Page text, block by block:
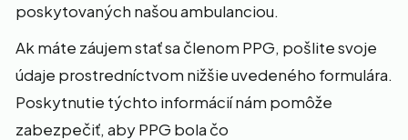
poskytovaných našou ambulanciou.
Ak máte záujem stať sa členom PPG, pošlite svoje
údaje prostredníctvom nižšie uvedeného formulára.
Poskytnutie týchto informácií nám pomôže
zabezpečiť, aby PPG bola čo